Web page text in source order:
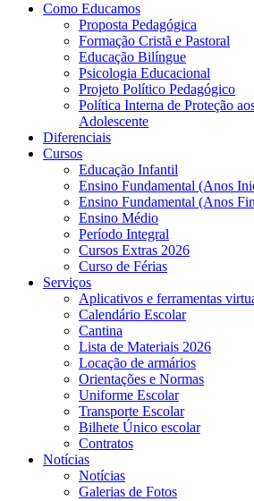
Como Educamos
Proposta Pedagógica
Formação Cristã e Pastoral
Educação Bilíngue
Psicologia Educacional
Projeto Político Pedagógico
Política Interna de Proteção
Adolescente
Diferenciais
Cursos
Educação Infantil
Ensino Fundamental (Anos
Ensino Fundamental (Anos
Ensino Médio
Período Integral
Cursos Extras 2026
Curso de Férias
Serviços
Aplicativos e ferramentas
Calendário Escolar
Cantina
Lista de Materiais 2026
Locação de armários
Orientações e Normas
Uniforme Escolar
Transporte Escolar
Bilhete Único escolar
Contratos
Notícias
Notícias
Galerias de Fotos